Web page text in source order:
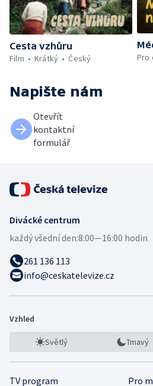
Cesta vzhůru
Film
Krátký Český
Pro
Napište nám
Otevřít
kontaktní
formulář
Divácké centrum
každý všední den:8:00—16:00 hodin
261 136 113
info@ceskatelevize.cz
Vzhled
Světlý Tmavý
TV program Pro